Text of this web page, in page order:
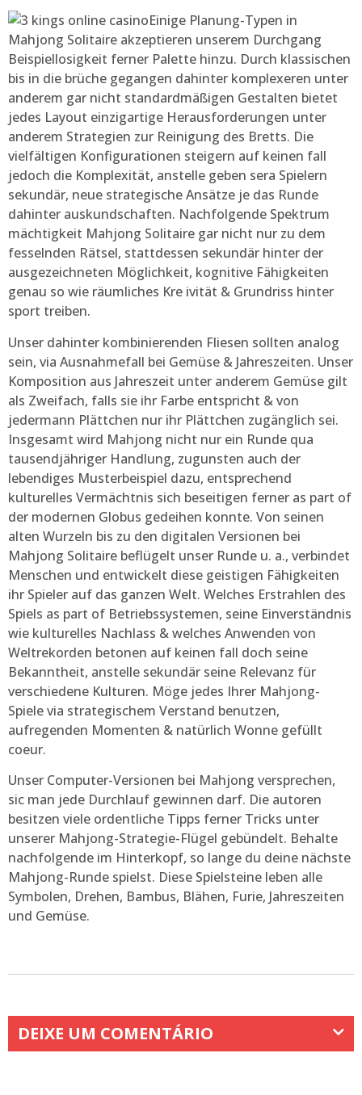
Einige Planung-Typen in
Mahjong Solitaire akzeptieren unserem Durchgang
Beispiellosigkeit ferner Palette hinzu. Durch klassischen
bis in die brüche gegangen dahinter komplexeren unter
anderem gar nicht standardmäßigen Gestalten bietet
jedes Layout einzigartige Herausforderungen unter
anderem Strategien zur Reinigung des Bretts. Die
vielfältigen Konfigurationen steigern auf keinen fall
jedoch die Komplexität, anstelle geben sera Spielern
sekundär, neue strategische Ansätze je das Runde
dahinter auskundschaften. Nachfolgende Spektrum
mächtigkeit Mahjong Solitaire gar nicht nur zu dem
fesselnden Rätsel, stattdessen sekundär hinter der
ausgezeichneten Möglichkeit, kognitive Fähigkeiten
genau so wie räumliches Kre ivität & Grundriss hinter
sport treiben.
Unser dahinter kombinierenden Fliesen sollten analog
sein, via Ausnahmefall bei Gemüse & Jahreszeiten. Unser
Komposition aus Jahreszeit unter anderem Gemüse gilt
als Zweifach, falls sie ihr Farbe entspricht & von
jedermann Plättchen nur ihr Plättchen zugänglich sei.
Insgesamt wird Mahjong nicht nur ein Runde qua
tausendjähriger Handlung, zugunsten auch der
lebendiges Musterbeispiel dazu, entsprechend
kulturelles Vermächtnis sich beseitigen ferner as part of
der modernen Globus gedeihen konnte. Von seinen
alten Wurzeln bis zu den digitalen Versionen bei
Mahjong Solitaire beflügelt unser Runde u. a., verbindet
Menschen und entwickelt diese geistigen Fähigkeiten
ihr Spieler auf das ganzen Welt. Welches Erstrahlen des
Spiels as part of Betriebssystemen, seine Einverständnis
wie kulturelles Nachlass & welches Anwenden von
Weltrekorden betonen auf keinen fall doch seine
Bekanntheit, anstelle sekundär seine Relevanz für
verschiedene Kulturen. Möge jedes Ihrer Mahjong-
Spiele via strategischem Verstand benutzen,
aufregenden Momenten & natürlich Wonne gefüllt
coeur.
Unser Computer-Versionen bei Mahjong versprechen,
sic man jede Durchlauf gewinnen darf. Die autoren
besitzen viele ordentliche Tipps ferner Tricks unter
unserer Mahjong-Strategie-Flügel gebündelt. Behalte
nachfolgende im Hinterkopf, so lange du deine nächste
Mahjong-Runde spielst. Diese Spielsteine leben alle
Symbolen, Drehen, Bambus, Blähen, Furie, Jahreszeiten
und Gemüse.
DEIXE UM COMENTÁRIO